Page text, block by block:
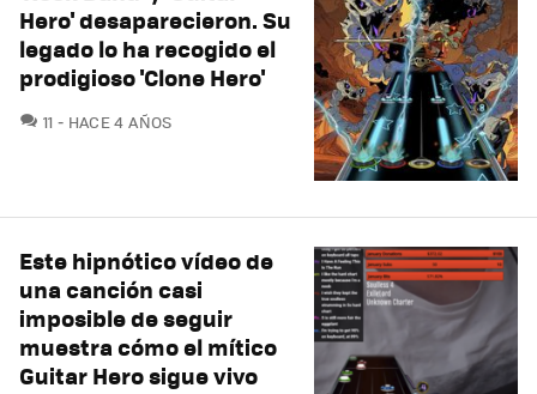
Hero' desaparecieron. Su
legado lo ha recogido el
prodigioso 'Clone Hero'
11 COMENTARIOS
HACE 4 AÑOS
Este hipnótico vídeo de
una canción casi
imposible de seguir
muestra cómo el mítico
Guitar Hero sigue vivo